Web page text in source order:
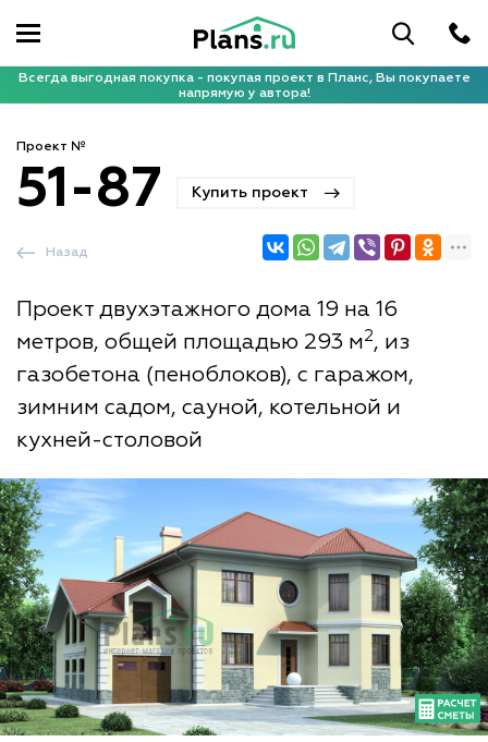
Всегда выгодная покупка - покупая проект в Планс, Вы покупаете
напрямую у автора!
Проект №
51-87 Купить проект
Проект двухэтажного дома 19 на 16
метров, общей площадью 293 м2, из
газобетона (пеноблоков), с гаражом,
зимним садом, сауной, котельной и
кухней-столовой
Назад